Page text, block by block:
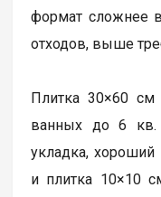
формат сложнее
отходов, выше
Плитка 30×60
ванных до 6 кв.
укладка, хороший
и плитка 10×10